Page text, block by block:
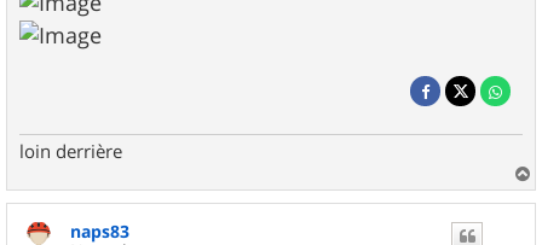
loin derrière
a
naps83